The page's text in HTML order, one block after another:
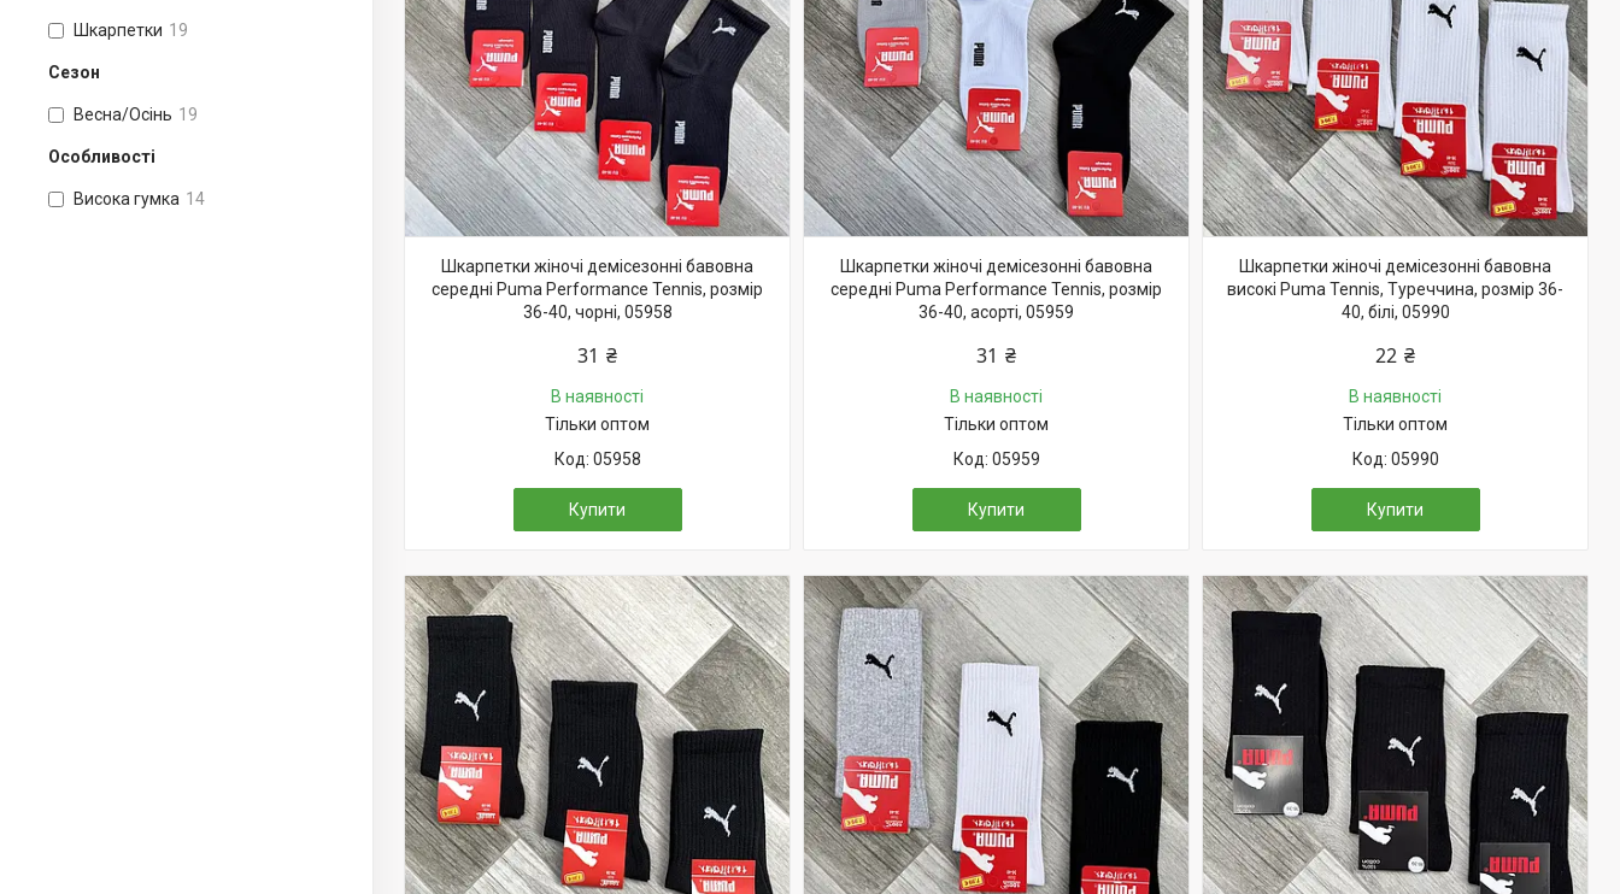
Шкарпетки 19
Сезон
Весна/Осінь 19
Особливості
Висока гумка 14
Шкарпетки жіночі демісезонні бавовна
середні Puma Performance Tennis, розмір
36-40, чорні, 05958
31 ₴
В наявності
Тільки оптом
05958
Купити
Шкарпетки жіночі демісезонні бавовна
середні Puma Performance Tennis, розмір
36-40, асорті, 05959
31 ₴
В наявності
Тільки оптом
05959
Купити
Шкарпетки жіночі демісезонні бавовна
високі Puma Tennis, Туреччина, розмір 36-
40, білі, 05990
22 ₴
В наявності
Тільки оптом
05990
Купити